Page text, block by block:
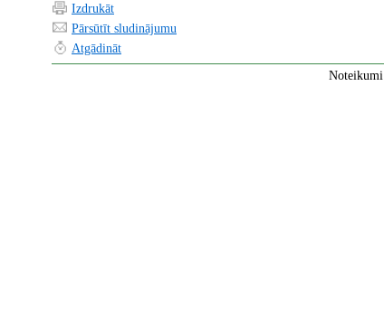
Izdrukāt
Pārsūtīt sludinājumu
Atgādināt
Noteikumi